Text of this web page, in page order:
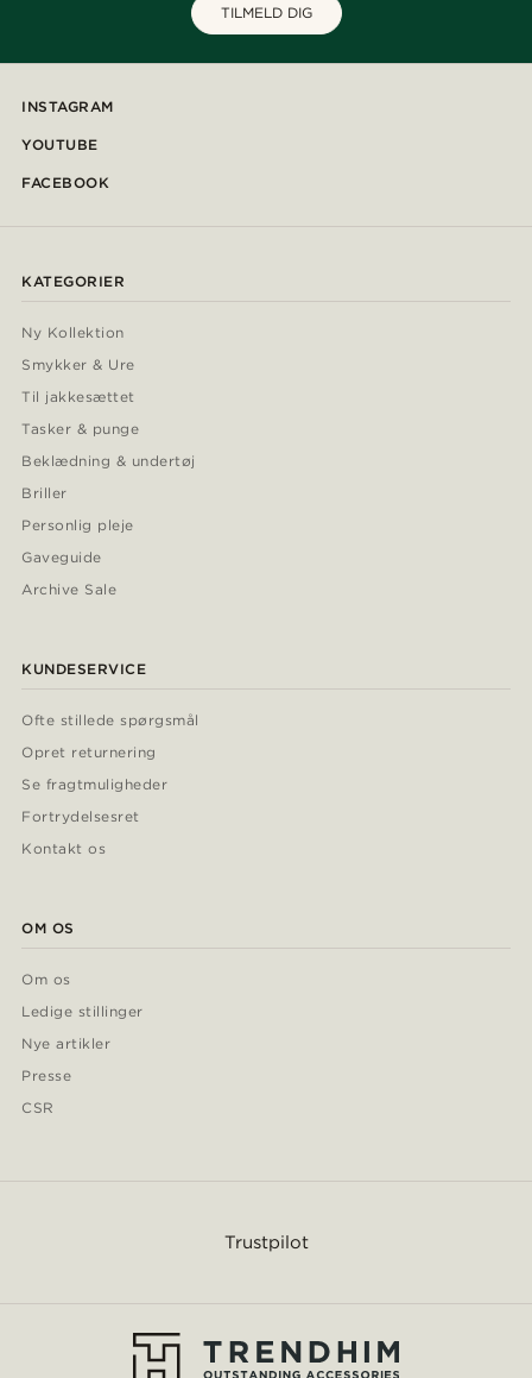
TILMELD DIG
INSTAGRAM
YOUTUBE
FACEBOOK
KATEGORIER
Ny Kollektion
Smykker & Ure
Til jakkesættet
Tasker & punge
Beklædning & undertøj
Briller
Personlig pleje
Gaveguide
Archive Sale
KUNDESERVICE
Ofte stillede spørgsmål
Opret returnering
Se fragtmuligheder
Fortrydelsesret
Kontakt os
OM OS
Om os
Ledige stillinger
Nye artikler
Presse
CSR
Trustpilot